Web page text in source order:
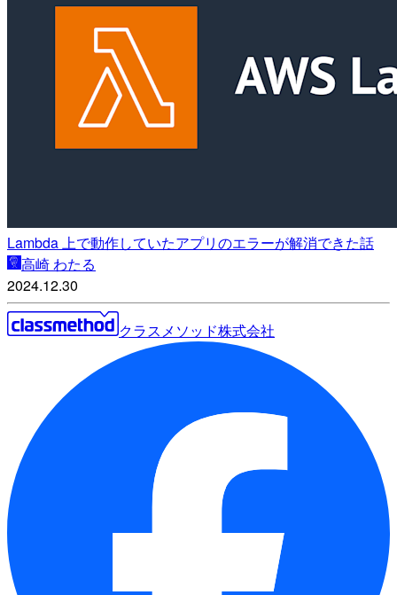
Lambda 上で動作していたアプリのエラーが解消できた話
高崎 わたる
2024.12.30
クラスメソッド株式会社